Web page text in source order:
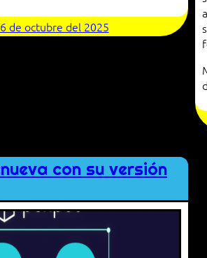
de octubre del 2025
con su versión